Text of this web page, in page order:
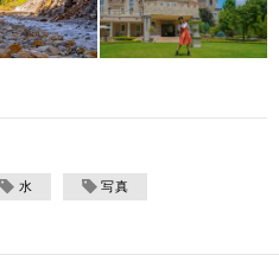
水 写真